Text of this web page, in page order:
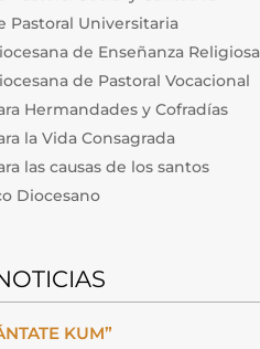
Pastoral Universitaria
de Enseñanza Religiosa
de Pastoral Vocacional
Hermandades y Cofradías
la Vida Consagrada
las causas de los santos
Diocesano
KUM”